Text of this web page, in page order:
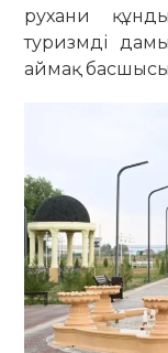
рухани
туризмді
аймақ